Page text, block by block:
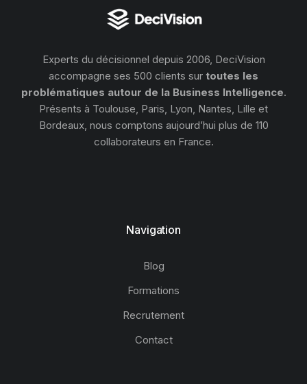
Experts du décisionnel depuis 2006, DeciVision
accompagne ses 500 clients sur toutes les
problématiques autour de la Business Intelligence.
Présents à Toulouse, Paris, Lyon, Nantes, Lille et
Bordeaux, nous comptons aujourd’hui plus de 110
collaborateurs en France.
Navigation
Blog
Formations
Recrutement
Contact